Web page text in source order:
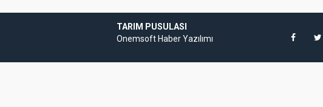
TARIM PUSULASI
OnemsoftHaber Yazılımı